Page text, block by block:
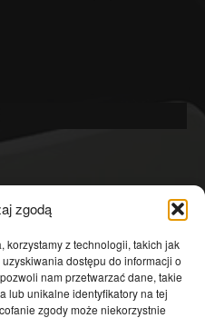
zgodą
z technologii, takich jak
dostępu do informacji o
nam przetwarzać dane, takie
lub unikalne identyfikatory na tej
zgody może niekorzystnie
4601
4363
3639